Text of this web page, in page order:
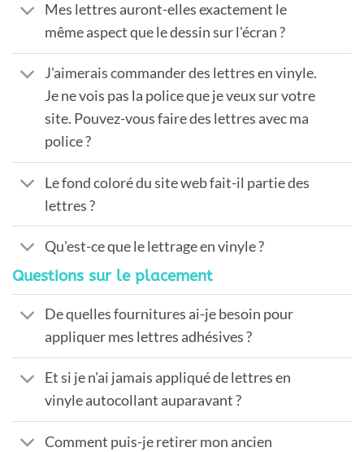
Mes lettres auront-elles exactement le
même aspect que le dessin sur l'écran ?
J'aimerais commander des lettres en vinyle.
Je ne vois pas la police que je veux sur votre
site. Pouvez-vous faire des lettres avec ma
police ?
Le fond coloré du site web fait-il partie des
lettres ?
Qu'est-ce que le lettrage en vinyle ?
Questions sur le placement
De quelles fournitures ai-je besoin pour
appliquer mes lettres adhésives ?
Et si je n'ai jamais appliqué de lettres en
vinyle autocollant auparavant ?
Comment puis-je retirer mon ancien